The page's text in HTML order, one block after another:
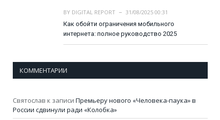
BY DIGITAL REPORT
31/08/2025 00:31
Как обойти ограничения мобильного
интернета: полное руководство 2025
КОММЕНТАРИИ
Святослав к записи Премьеру нового «Человека-паука» в
России сдвинули ради «Колобка»